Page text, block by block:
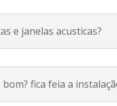
e janelas acusticas?
fica feia a